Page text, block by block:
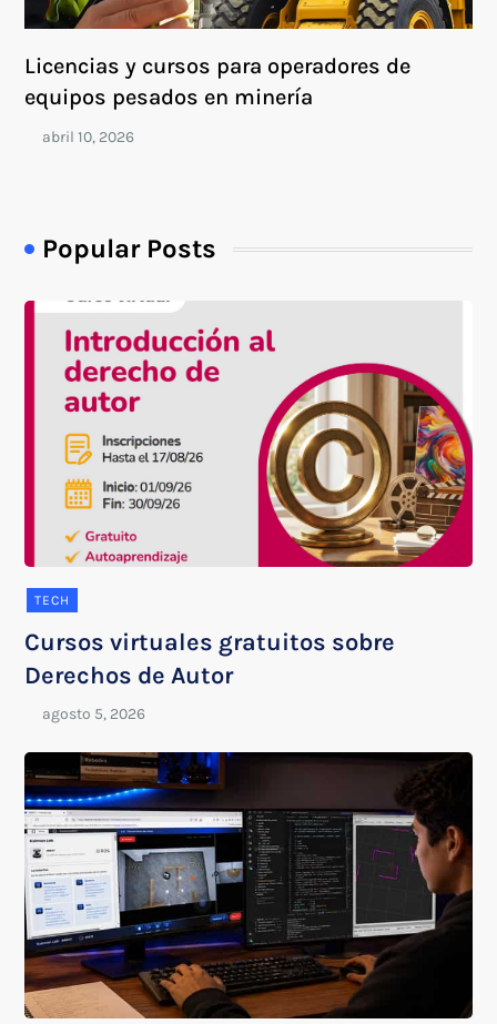
Licencias y cursos para operadores de
equipos pesados en minería
Popular Posts
TECH
Cursos virtuales gratuitos sobre
Derechos de Autor